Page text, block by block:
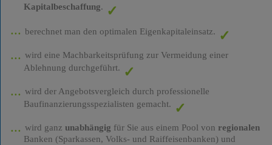
Kapitalbeschaffung.
berechnet man den optimalen Eigenkapitaleinsatz.
wird eine Machbarkeitsprüfung zur Vermeidung einer
Ablehnung durchgeführt.
wird der Angebotsvergleich durch professionelle
Baufinanzierungsspezialisten gemacht.
wird ganz unabhängig für Sie aus einem Pool von regionalen
Banken (Sparkassen, Volks- und Raiffeisenbanken) und